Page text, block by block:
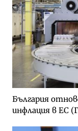
България
инфлация в ЕС